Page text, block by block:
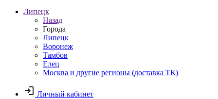
Липецк
Назад
Города
Липецк
Воронеж
Тамбов
Елец
Москва и другие регионы (доставка ТК)
Личный кабинет